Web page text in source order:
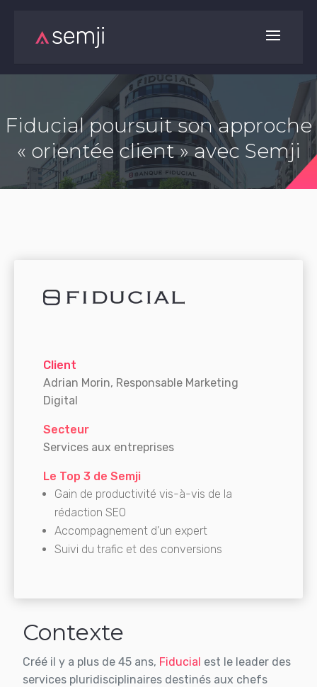
Fiducial poursuit son approche
« orientée client » avec Semji
Client
Adrian Morin, Responsable Marketing
Digital
Secteur
Services aux entreprises
Le Top 3 de Semji
Gain de productivité vis-à-vis de la
rédaction SEO
Accompagnement d’un expert
Suivi du trafic et des conversions
Contexte
Créé il y a plus de 45 ans, Fiducial est le leader des
services pluridisciplinaires destinés aux chefs